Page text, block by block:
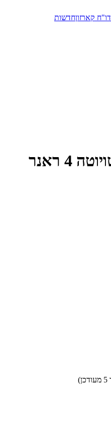
דו"ח קארזוןחדשות
טויוטה 4 ראנר